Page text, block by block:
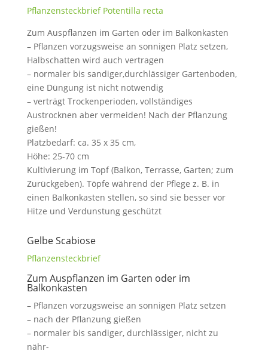
Pflanzensteckbrief Potentilla recta
Zum Auspflanzen im Garten oder im Balkonkasten
– Pflanzen vorzugsweise an sonnigen Platz setzen,
Halbschatten wird auch vertragen
– normaler bis sandiger,durchlässiger Gartenboden,
eine Düngung ist nicht notwendig
– verträgt Trockenperioden, vollständiges
Austrocknen aber vermeiden! Nach der Pflanzung
gießen!
Platzbedarf: ca. 35 x 35 cm,
Höhe: 25-70 cm
Kultivierung im Topf (Balkon, Terrasse, Garten; zum
Zurückgeben). Töpfe während der Pflege z. B. in
einen Balkonkasten stellen, so sind sie besser vor
Hitze und Verdunstung geschützt
Gelbe Scabiose
Pflanzensteckbrief
Zum Auspflanzen im Garten oder im
Balkonkasten
– Pflanzen vorzugsweise an sonnigen Platz setzen
– nach der Pflanzung gießen
– normaler bis sandiger, durchlässiger, nicht zu
nähr-